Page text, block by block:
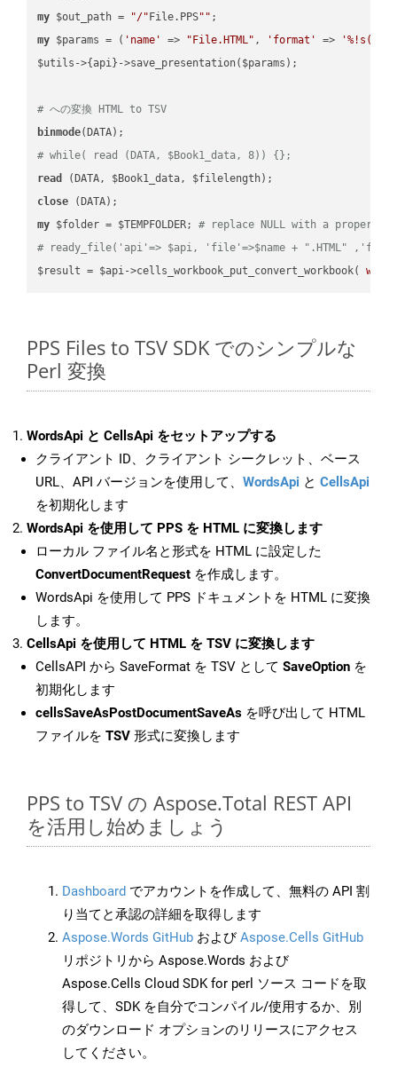
my $out_path = "/" File.PPS""
my $params = ( 'name' => "File.HTML" , 'format' =>
$utils->{api}->save_presentation($params);
# への変換 HTML to TSV
binmode
# while( read (DATA, $Book1_data, 8)) {};
read
close
my $folder = $TEMPFOLDER; # replace NULL with a proper
# ready_file('api'=> $api, 'file'=>$name + ".HTML"
$result = $api->cells_workbook_put_convert_workbook(
PPS Files to TSV SDK でのシンプルな
Perl 変換
WordsApi と CellsApi をセットアップする
クライアント ID、クライアント シークレット、ベース
URL、API バージョンを使用して、 WordsApi と CellsApi
を初期化します
WordsApi を使用して PPS を HTML に変換します
ローカル ファイル名と形式を HTML に設定した
ConvertDocumentRequest を作成します。
WordsApi を使用して PPS ドキュメントを HTML に変換
します。
CellsApi を使用して HTML を TSV に変換します
CellsAPI から SaveFormat を TSV として SaveOption を
初期化します
cellsSaveAsPostDocumentSaveAs を呼び出して HTML
ファイルを TSV 形式に変換します
PPS to TSV の Aspose.Total REST API
を活用し始めましょう
Dashboard でアカウントを作成して、無料の API 割
り当てと承認の詳細を取得します
Aspose.Words GitHub およびAspose.Cells GitHub
リポジトリから Aspose.Words および
Aspose.Cells Cloud SDK for perl ソース コードを取
得して、SDK を自分でコンパイル/使用するか、別
のダウンロード オプションのリリースにアクセス
してください。